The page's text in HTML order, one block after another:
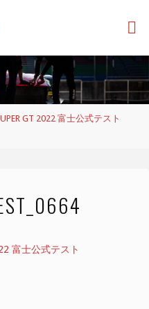
GT 2022 富士公式テスト
富士公式テスト